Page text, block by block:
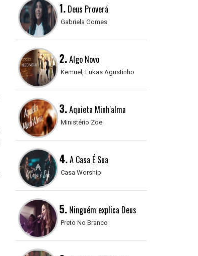
1.Deus Proverá
Gabriela Gomes
2.Algo Novo
Kemuel, Lukas Agustinho
3.Aquieta Minh'alma
Ministério Zoe
4.A Casa É Sua
Casa Worship
5.Ninguém explica Deus
Preto No Branco